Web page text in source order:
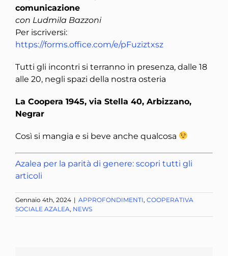
comunicazione
con Ludmila Bazzoni
Per iscriversi:
https://forms.office.com/e/pFuziztxsz
Tutti gli incontri si terranno in presenza, dalle 18
alle 20, negli spazi della nostra osteria
La Coopera 1945, via Stella 40, Arbizzano,
Negrar
Così si mangia e si beve anche qualcosa
Azalea per la parità di genere: scopri tutti gli
articoli
Gennaio 4th, 2024 | APPROFONDIMENTI, COOPERATIVA
SOCIALE AZALEA, NEWS